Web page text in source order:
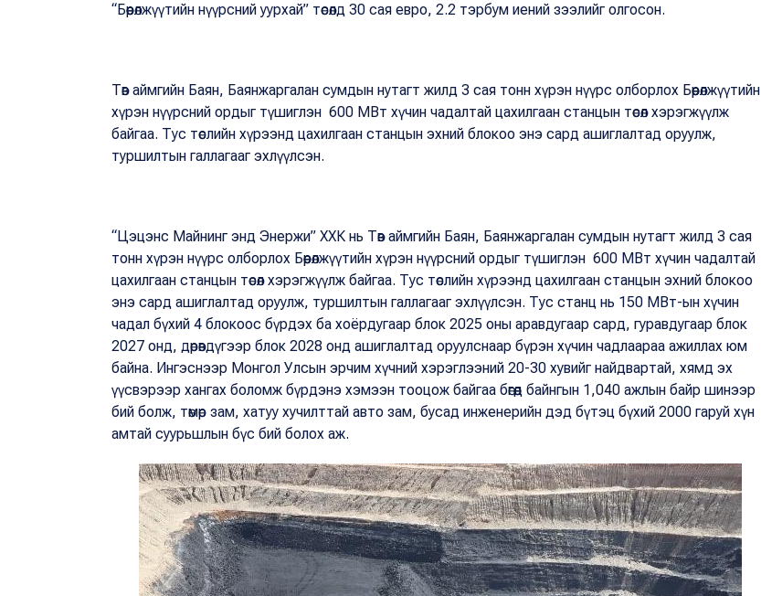
“Бөөрөлжүүтийн нүүрсний уурхай” төсөлд 30 сая евро, 2.2 тэрбум иений зээлийг олгосон.
Төв аймгийн Баян, Баянжаргалан сумдын нутагт жилд 3 сая тонн хүрэн нүүрс олборлох Бөөрөлжүүтийн
хүрэн нүүрсний ордыг түшиглэн 600 МВт хүчин чадалтай цахилгаан станцын төсөл хэрэгжүүлж
байгаа. Тус төслийн хүрээнд цахилгаан станцын эхний блокоо энэ сард ашиглалтад оруулж,
туршилтын галлагааг эхлүүлсэн.
“Цэцэнс Майнинг энд Энержи” ХХК нь Төв аймгийн Баян, Баянжаргалан сумдын нутагт жилд 3 сая
тонн хүрэн нүүрс олборлох Бөөрөлжүүтийн хүрэн нүүрсний ордыг түшиглэн 600 МВт хүчин чадалтай
цахилгаан станцын төсөл хэрэгжүүлж байгаа. Тус төслийн хүрээнд цахилгаан станцын эхний блокоо
энэ сард ашиглалтад оруулж, туршилтын галлагааг эхлүүлсэн. Тус станц нь 150 МВт-ын хүчин
чадал бүхий 4 блокоос бүрдэх ба хоёрдугаар блок 2025 оны аравдугаар сард, гуравдугаар блок
2027 онд, дөрөвдүгээр блок 2028 онд ашиглалтад оруулснаар бүрэн хүчин чадлаараа ажиллах юм
байна. Ингэснээр Монгол Улсын эрчим хүчний хэрэглээний 20-30 хувийг найдвартай, хямд эх
үүсвэрээр хангах боломж бүрдэнэ хэмээн тооцож байгаа бөгөөд байнгын 1,040 ажлын байр шинээр
бий болж, төмөр зам, хатуу хучилттай авто зам, бусад инженерийн дэд бүтэц бүхий 2000 гаруй хүн
амтай суурьшлын бүс бий болох аж.